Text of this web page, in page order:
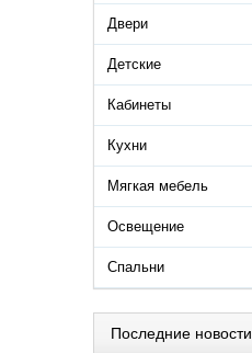
Двери
Детские
Кабинеты
Кухни
Мягкая мебель
Освещение
Спальни
Последние новости